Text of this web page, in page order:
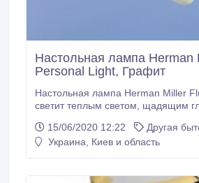
Настольная лампа Herman
Personal Light, Графит
Настольная лампа Herman Miller
светит теплым светом, щадящим глаза. Светильник
традиционные лампы. Не нагревается, вы
смело перемещать свет туда, где он вам
15/06/2020 12:22
Другая
Украина, Киев и область